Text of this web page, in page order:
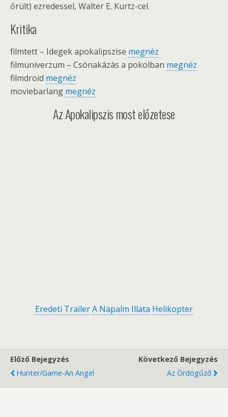
őrült) ezredessel, Walter E. Kurtz-cel.
Kritika
filmtett – Idegek apokalipszise megnéz
filmuniverzum – Csónakázás a pokolban megnéz
filmdroid megnéz
moviebarlang megnéz
Az Apokalipszis most előzetese
Eredeti TrailerA Napalm Illata Helikopter
Előző Bejegyzés
Hunter/Game-An Angel
Következő Bejegyzés
Az Ördögűző